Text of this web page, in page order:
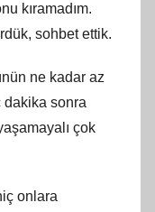
kıramadım.
sohbet ettik.
ne kadar az
sonra
çok
onlara